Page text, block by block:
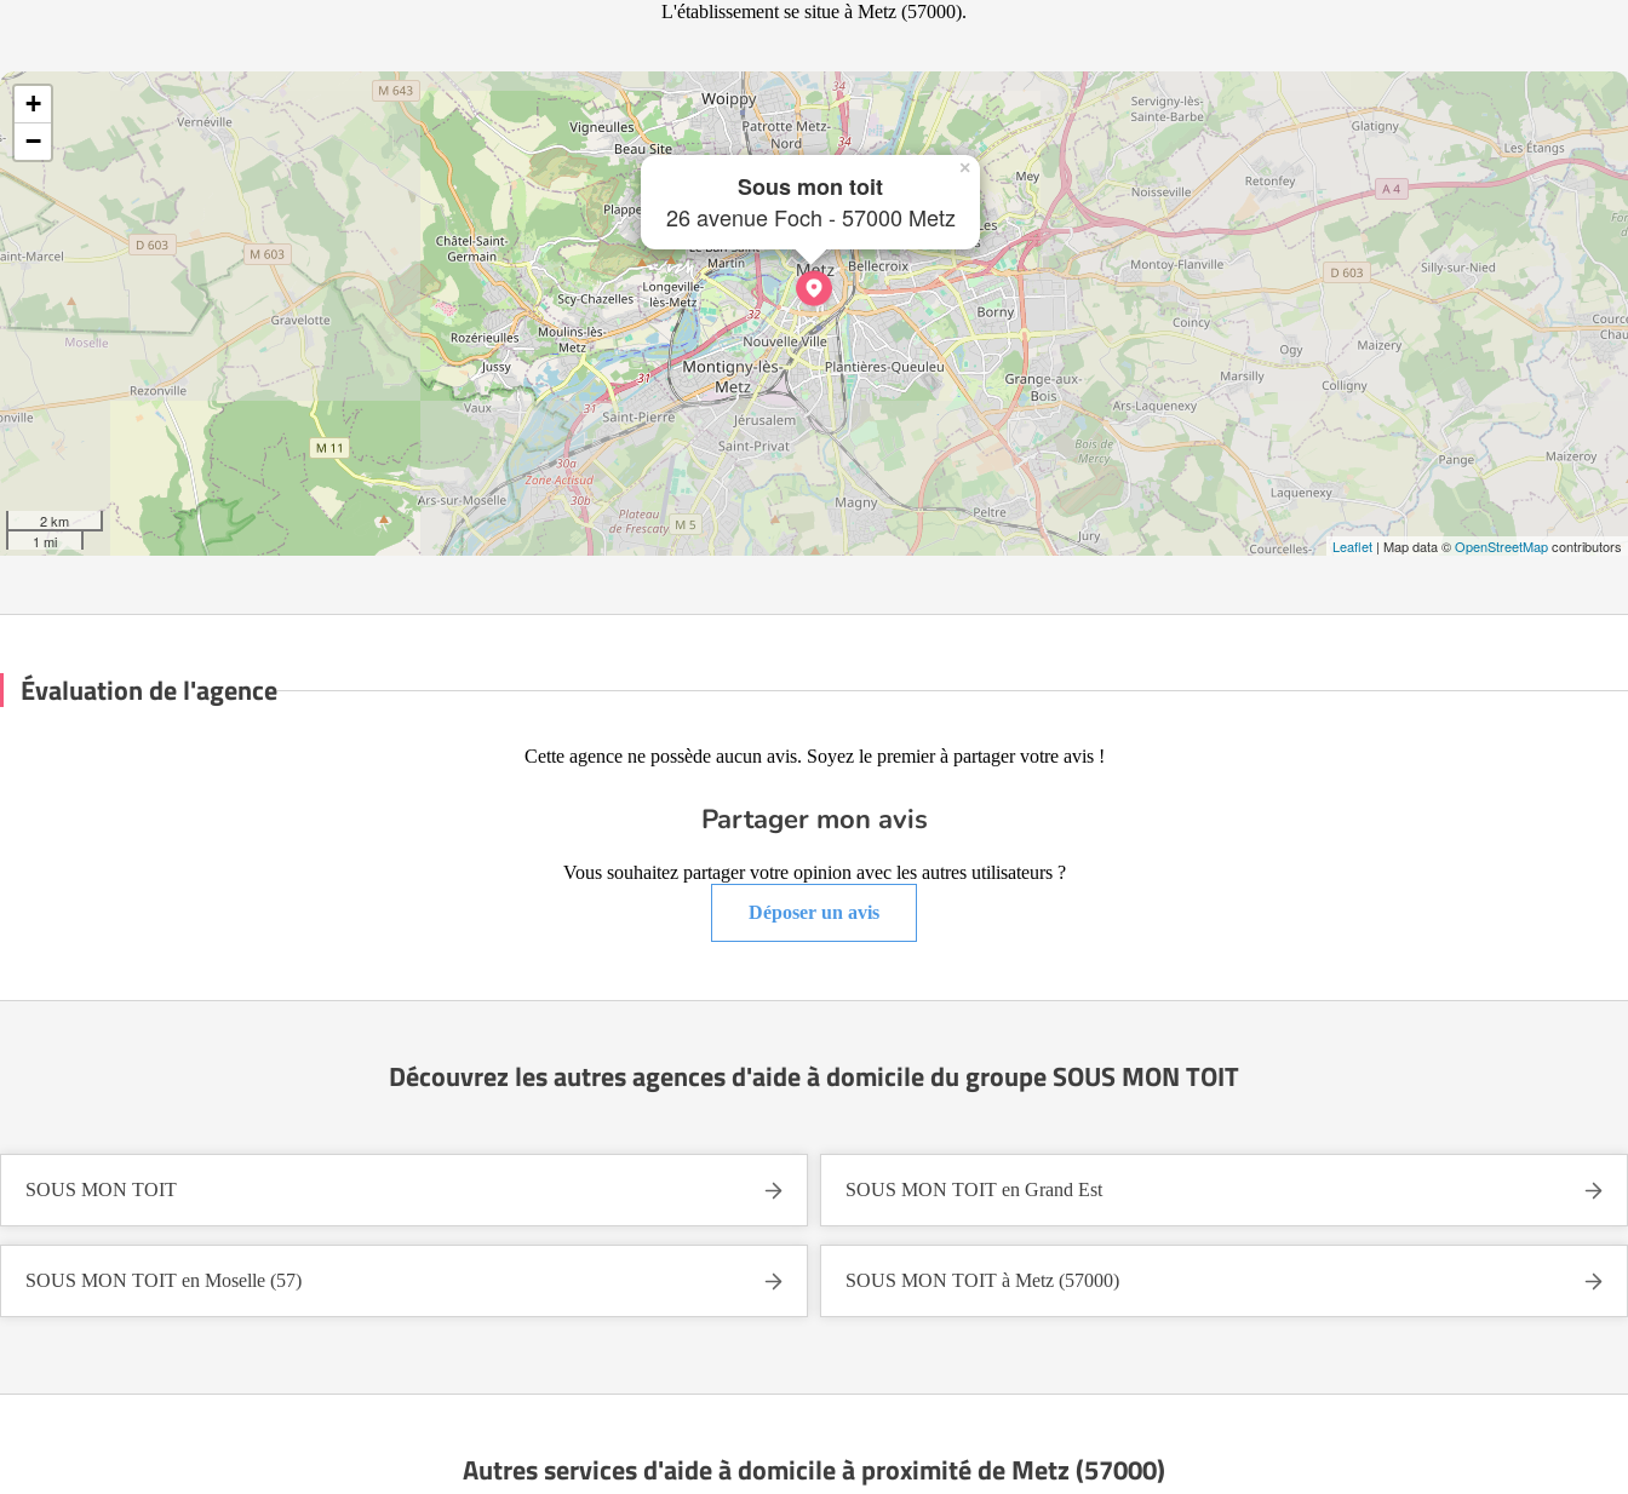
L'établissement se situe à Metz (57000).
Sous mon toit
26 avenue Foch - 57000 Metz
×
+
−
2 km
1 mi
Leaflet | Map data ©OpenStreetMapcontributors
Évaluation de l'agence
Cette agence ne possède aucun avis. Soyez le premier à partager votre avis !
Partager mon avis
Vous souhaitez partager votre opinion avec les autres utilisateurs ?
Déposer un avis
Découvrez les autres agences d'aide à domicile du groupe SOUS MON TOIT
SOUS MON TOIT SOUS MON TOIT en Grand Est
SOUS MON TOIT en Moselle (57) SOUS MON TOIT à Metz (57000)
Autres services d'aide à domicile à proximité de Metz (57000)